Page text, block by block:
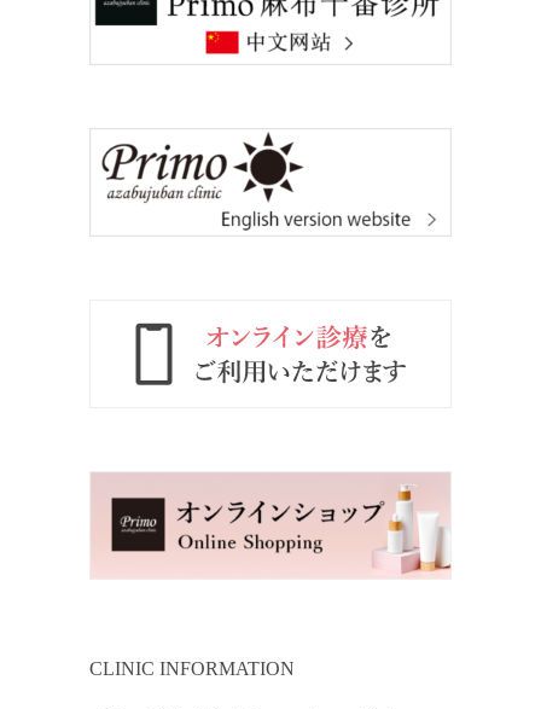
CLINIC INFORMATION